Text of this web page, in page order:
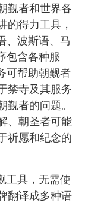
觐者和世界各
的得力工具，
、波斯语、马
包含各种服
可帮助朝觐者
禁寺及其服务
觐者的问题。
、朝圣者可能
祈愿和纪念的
工具，无需使
翻译成多种语